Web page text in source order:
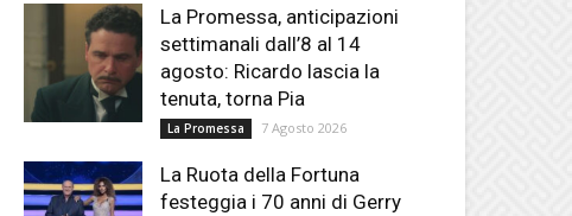
La Promessa, anticipazioni
settimanali dall’8 al 14
agosto: Ricardo lascia la
tenuta, torna Pia
La Promessa 7 Agosto 2026
La Ruota della Fortuna
festeggia i 70 anni di Gerry